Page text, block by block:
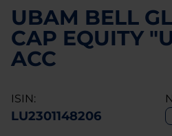
UBAM BELL
CAP EQUITY
ACC
ISIN:
LU2301148206